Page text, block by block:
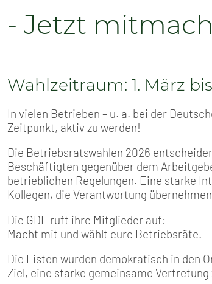
- Jetzt
Wahlzeitraum: 1. März
In vielen Betrieben – u. a. bei der
Zeitpunkt, aktiv zu werden!
Die Betriebsratswahlen 2026
Beschäftigten gegenüber dem
betrieblichen Regelungen. Eine starke
Kollegen, die Verantwortung
Die GDL ruft ihre Mitglieder auf:
Macht mit und wählt eure Betriebsräte.
Die Listen wurden demokratisch in den
Ziel, eine starke gemeinsame Vertretung